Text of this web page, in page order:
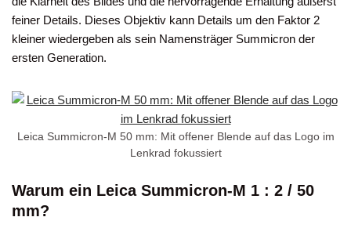
feiner Details. Dieses Objektiv kann Details um den Faktor 2
kleiner wiedergeben als sein Namensträger Summicron der
ersten Generation.
Leica Summicron-M 50 mm: Mit offener Blende auf das Logo im
Lenkrad fokussiert
Warum ein Leica Summicron-M 1 : 2 / 50
mm?